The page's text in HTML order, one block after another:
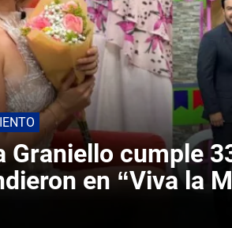
Graniello cumple
en “Viva la